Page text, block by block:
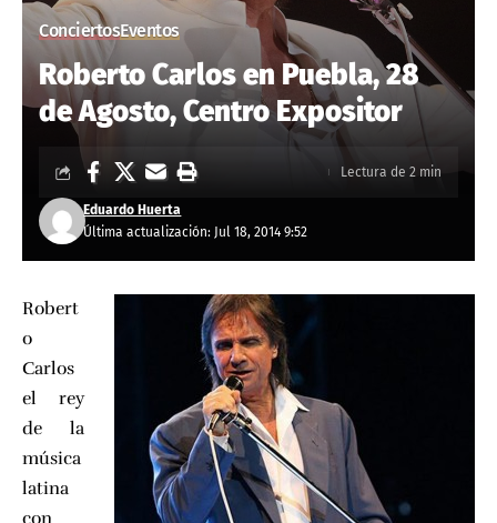
ConciertosEventos
Roberto Carlos en Puebla, 28
de Agosto, Centro Expositor
Última actualización: Jul 18, 2014 9:52
Eduardo Huerta
Lectura de 2 min
Robert
o
Carlos
el rey
de la
música
latina
con